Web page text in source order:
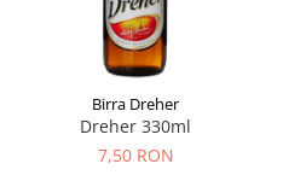
Birra Dreher
Dreher 330ml
7,50 RON